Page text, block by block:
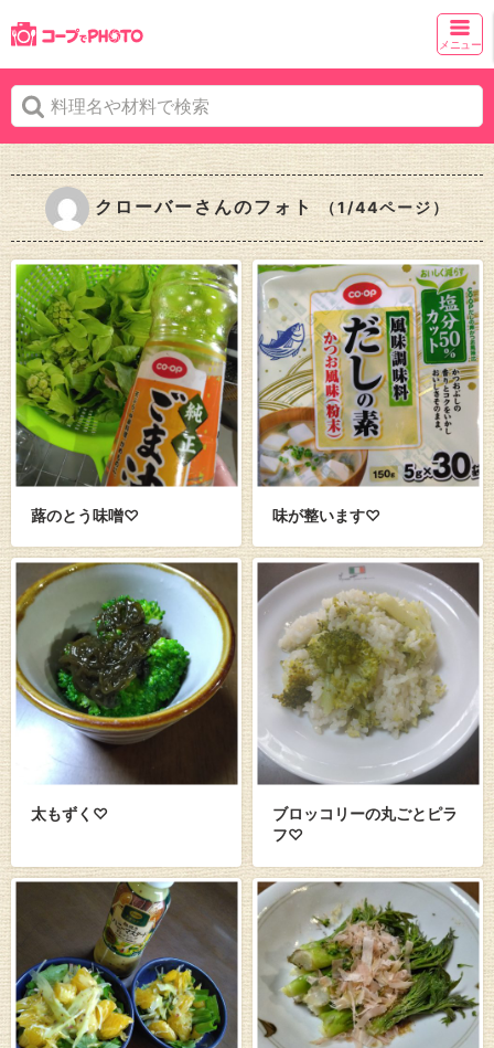
メニュー
クローバーさんのフォト（1/44ページ）
蕗のとう味噌♡ 味が整います♡
太もずく♡
ブロッコリーの丸ごとピラ
フ♡